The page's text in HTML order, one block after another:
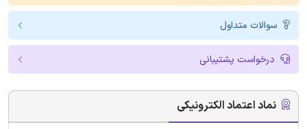
سوالات متداول
درخواست پشتیبانی
نماد اعتماد الکترونیکی